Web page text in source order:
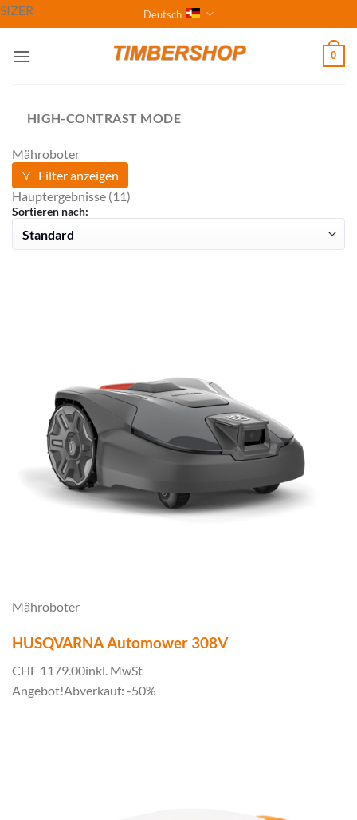
Zum
Inhalt
springen
Deutsch
0
HIGH-CONTRAST MODE
Mähroboter
Filter anzeigen
Hauptergebnisse (11)
Sortieren nach:
Mähroboter
HUSQVARNA Automower 308V
CHF 1179.00inkl. MwSt
Angebot!Abverkauf: -50%
SIZER